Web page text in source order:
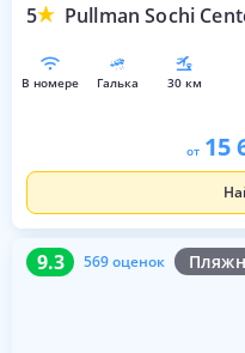
5 Pullman Sochi
в номере галька 30 км
от 15
9.3 569 оценок
9.3 569 оценок